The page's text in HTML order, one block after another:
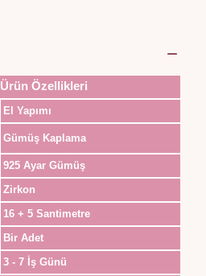
Ürün Özellikleri
El Yapımı
Gümüş Kaplama
925 Ayar Gümüş
Zirkon
16 + 5 Santimetre
Bir Adet
3 - 7 İş Günü